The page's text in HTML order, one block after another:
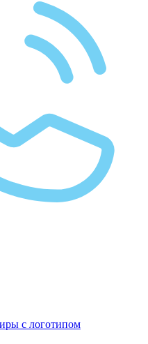
с логотипом